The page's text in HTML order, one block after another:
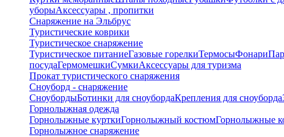
уборыАксессуары , пропитки
Снаряжение на Эльбрус
Туристические коврики
Туристическое снаряжение
Туристическое питаниеГазовые горелкиТермосыФонари
посудаГермомешкиСумкиАксессуары для туризма
Прокат туристического снаряжения
Сноуборд - снаряжение
СноубордыБотинки для сноубордаКрепления для сноуборда
Горнолыжная одежда
Горнолыжные курткиГорнолыжный костюмГорнолыжные
Горнолыжное снаряжение